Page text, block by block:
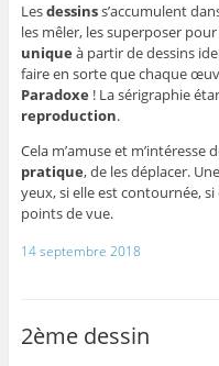
Lesdessinss’accumulent
les mêler, les superposer
unique à partir de dessins
faire en sorte que chaque
Paradoxe ! La sérigraphie
reproduction.
Cela m’amuse et m’intéresse
pratique, de les déplacer.
yeux, si elle est contournée,
points de vue.
14 septembre 2018
2ème dessin